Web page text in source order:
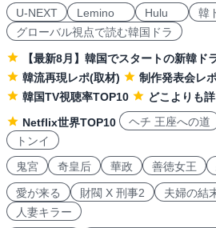
U-NEXT
Lemino Hulu
韓
グローバル視点で読む韓国ドラ
【最新8月】韓国でスタートの新韓ド
韓流再現レポ(取材)
制作発表会レ
韓国TV視聴率TOP10
どこよりも
Netflix世界TOP10
ヘチ 王座への道
トンイ
鬼宮
奇皇后 華政 善徳女王
愛が来る 財閥 X 刑事2 夫婦の結
人妻キラー